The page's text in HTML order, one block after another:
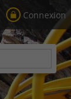
Connexion